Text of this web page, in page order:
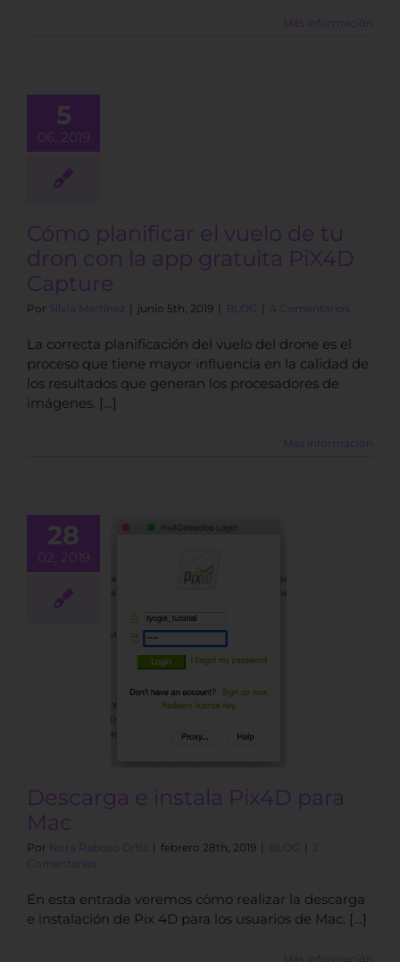
Más información
5
06, 2019
la app
PiX4D
Cómo planificar el vuelo de tu
dron con la app gratuita PiX4D
Capture
Por Silvia Martínez | junio 5th, 2019 | BLOG | 4 Comentarios
La correcta planificación del vuelo del drone es el
proceso que tiene mayor influencia en la calidad de
los resultados que generan los procesadores de
imágenes. […]
Más información
28
02, 2019
Descarga e instala Pix4D para
Mac
Por Nora Raboso Ortiz | febrero 28th, 2019 | BLOG |
2
Comentarios
En esta entrada veremos cómo realizar la descarga
e instalación de Pix 4D para los usuarios de Mac. […]
Más información